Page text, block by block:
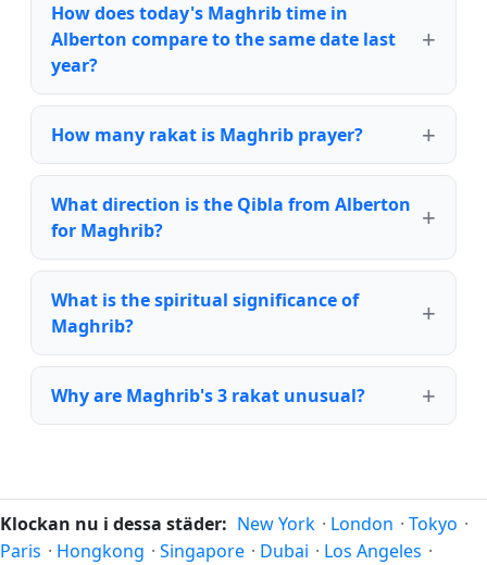
How does today's Maghrib time in
Alberton compare to the same date last
year?
How many rakat is Maghrib prayer?
What direction is the Qibla from Alberton
for Maghrib?
What is the spiritual significance of
Maghrib?
Why are Maghrib's 3 rakat unusual?
Klockan nu i dessa städer: New York · London · Tokyo ·
Paris · Hongkong · Singapore · Dubai · Los Angeles ·